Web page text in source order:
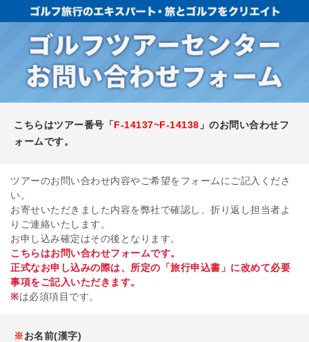
こちらはツアー番号「F-14137~F-14138 」のお問い合わせフ
ォームです。
ツアーのお問い合わせ内容やご希望をフォームにご記入くださ
い。
お寄せいただきました内容を弊社で確認し、折り返し担当者よ
りご連絡いたします。
お申し込み確定はその後となります。
こちらはお問い合わせフォームです。
正式なお申し込みの際は、所定の「旅行申込書」に改めて必要
事項をご記入いただきます。
※は必須項目です。
※お名前(漢字)